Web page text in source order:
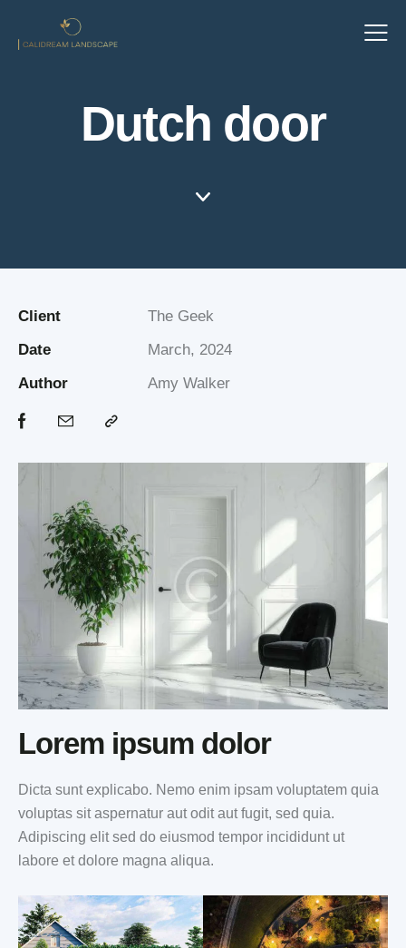
Dutch door
Client
The Geek
Date
March, 2024
Author
Amy Walker
Lorem ipsum dolor
Dicta sunt explicabo. Nemo enim ipsam voluptatem quia
voluptas sit aspernatur aut odit aut fugit, sed quia.
Adipiscing elit sed do eiusmod tempor incididunt ut
labore et dolore magna aliqua.